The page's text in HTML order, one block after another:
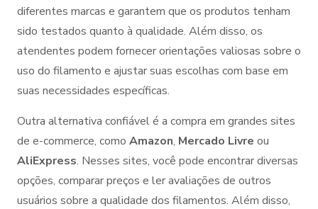
diferentes marcas e garantem que os produtos tenham
sido testados quanto à qualidade. Além disso, os
atendentes podem fornecer orientações valiosas sobre o
uso do filamento e ajustar suas escolhas com base em
suas necessidades específicas.
Outra alternativa confiável é a compra em grandes sites
de e-commerce, como Amazon, Mercado Livre ou
AliExpress. Nesses sites, você pode encontrar diversas
opções, comparar preços e ler avaliações de outros
usuários sobre a qualidade dos filamentos. Além disso,